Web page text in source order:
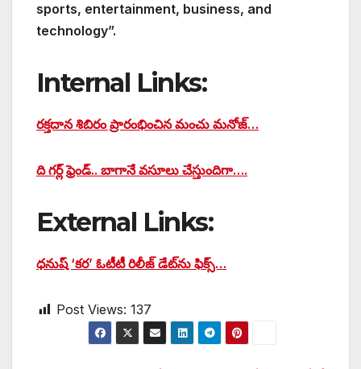
sports, entertainment, business, and
technology”.
Internal Links:
రక్తదాన శిబిరం ప్రారంభించిన మంచు మనోజ్…
ది గర్ల్ ఫ్రెండ్.. బాగానే వసూలు చేస్తుందిగా….
External Links:
ధనుష్‌ ‘కర’ ఓటీటీ రిలీజ్ డేట్‌ను ఫిక్స్…
Post Views: 137